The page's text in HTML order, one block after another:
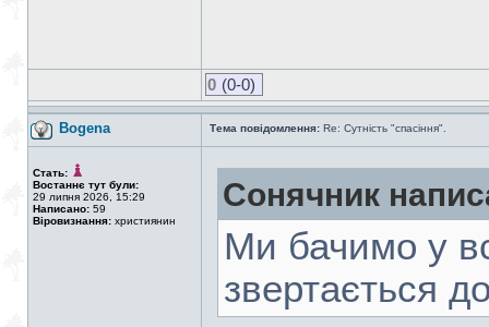
0 (0-0)
Bogena Тема повідомлення: Re: Сутність "спасіння".
Стать:
Востаннє тут були:
29 липня 2026, 15:29
Написано: 59
Віровизнання: християнин
Сонячник
Ми бачимо у
звертається